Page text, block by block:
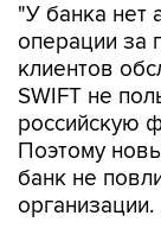
"У банка нет
операции за
клиентов
SWIFT не
российскую
Поэтому
банк не
организации.